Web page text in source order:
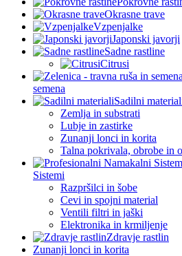
Okrasne trave
Vzpenjalke
Japonski javorji
Sadne rastline
Citrusi
semena
Sadilni
Zemlja in substrati
Lubje in zastirke
Zunanji lonci in korita
Talna pokrivala, obrobe in
Sistemi
Razpršilci in šobe
Cevi in spojni material
Ventili filtri in jaški
Elektronika in krmiljenje
Zdravje rastlin
Zunanji lonci in korita